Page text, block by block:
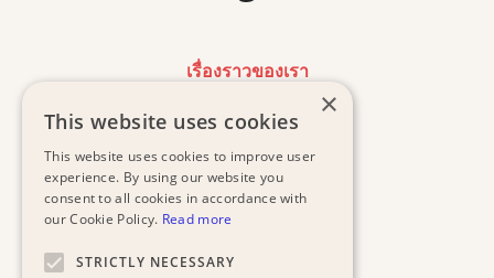
เรื่องราวของเรา
งานของเรา
น้องหมาที่รอการรับเลี้ยง
ค้นหาคลินิกฟรี
×
This website uses cookies
This website uses cookies to improve user
experience. By using our website you
consent to all cookies in accordance with
our Cookie Policy. Read more
STRICTLY NECESSARY